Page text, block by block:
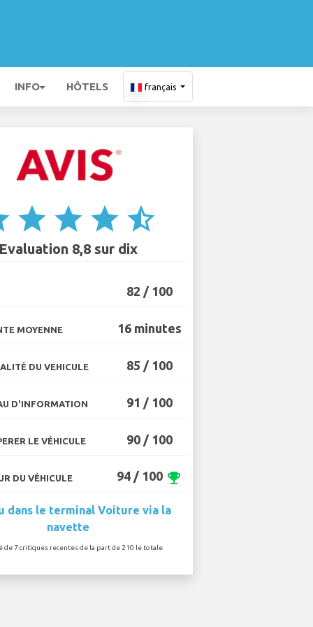
INFO HÔTELS français
star star star star_half
Evaluation 8,8 sur dix
82 / 100
MOYENNE 16 minutes
DU VEHICULE 85 / 100
D'INFORMATION 91 / 100
LE VÉHICULE 90 / 100
DU VÉHICULE 94 / 100 emoji_events
dans le terminal Voiture via la
navette
de 7 critiques recentes de la part de 210 le totale